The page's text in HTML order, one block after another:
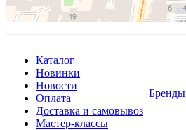
Каталог
Новинки
Новости
Оплата
Доставка и самовывоз
Мастер-классы
Бренды